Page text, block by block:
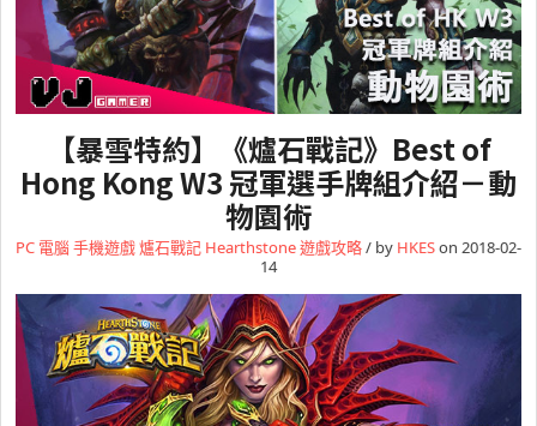
【暴雪特約】《爐石戰記》Best of
Hong Kong W3 冠軍選手牌組介紹－動
物園術
PC 電腦手機遊戲爐石戰記 Hearthstone遊戲攻略/ by HKESon 2018-02-
14